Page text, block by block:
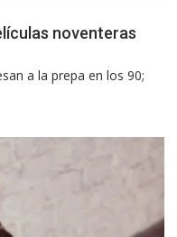
noventeras
a la prepa en los 90;